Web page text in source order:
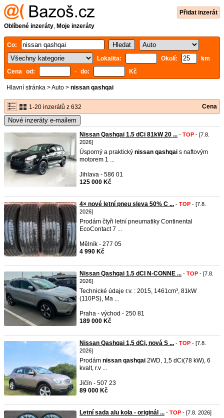
Přidat inzerát
Oblíbené inzeráty, Moje inzeráty
Co:
Lokalita:
Okolí:
km
Cena od:
- do: Kč
Hlavní stránka >Auto > nissan qashqai
1-20 inzerátů z 632 Cena
Nové inzeráty e-mailem
Nissan Qashqai 1.5 dCi 81kW 20 ... - TOP - [7.8.
2026]
Úsporný a praktický nissan qashqai s naftovým
motorem 1 ...
Jihlava - 586 01
125 000 Kč
4× nové letní pneu sleva 50% C ... - TOP - [7.8.
2026]
Prodám čtyři letní pneumatiky Continental
EcoContact 7 ...
Mělník - 277 05
4 990 Kč
Nissan Qashqai 1.5 dCI N-CONNE ... - TOP - [7.8.
2026]
Technické údaje r.v. : 2015, 1461cm³, 81kW
(110PS), Ma ...
Praha - východ - 250 81
189 000 Kč
Nissan Qashqai 1,5 dCi, nová S ... - TOP - [7.8.
2026]
Prodám nissan qashqai 2WD, 1,5 dCi(78 kW), 6
kvalt, r.v ...
Jičín - 507 23
89 000 Kč
Letní sada alu kola - originál ... - TOP - [7.8. 2026]